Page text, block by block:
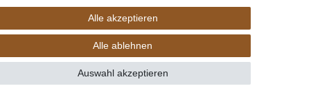
Alle akzeptieren
Alle ablehnen
Auswahl akzeptieren